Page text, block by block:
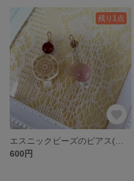
残り1点
600円